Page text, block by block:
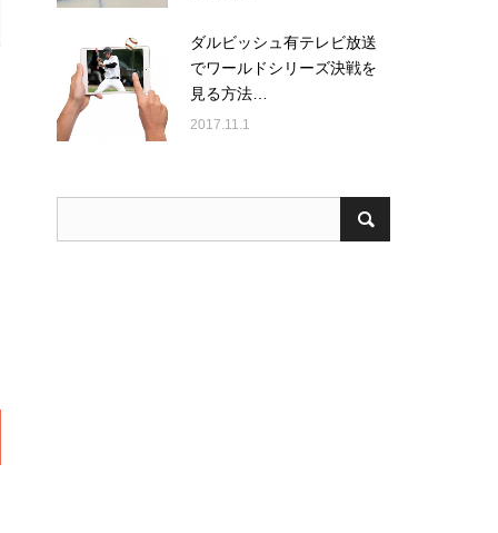
ダルビッシュ有テレビ放送
でワールドシリーズ決戦を
見る方法…
2017.11.1